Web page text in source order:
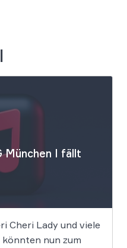
München I fällt
Cheri Lady und viele
nun zum